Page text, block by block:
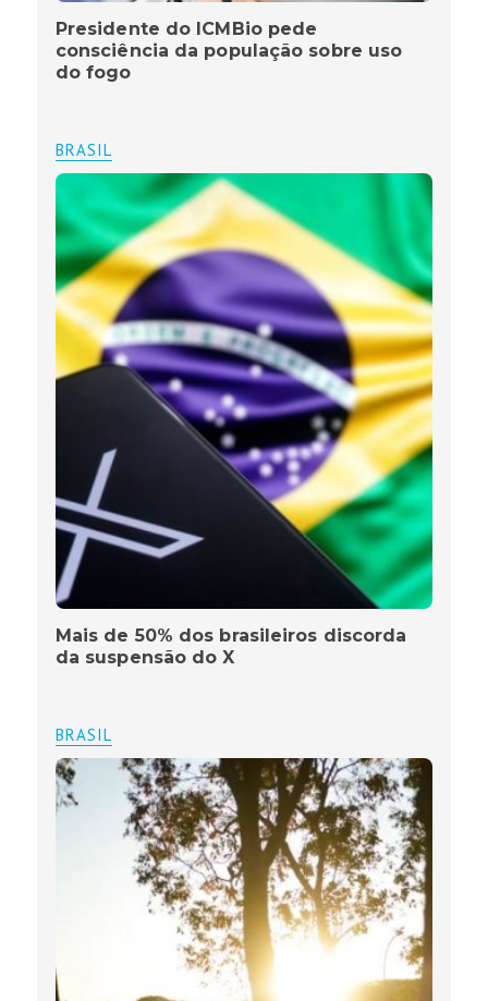
Presidente do ICMBio pede
consciência da população sobre uso
do fogo
BRASIL
Mais de 50% dos brasileiros discorda
da suspensão do X
BRASIL